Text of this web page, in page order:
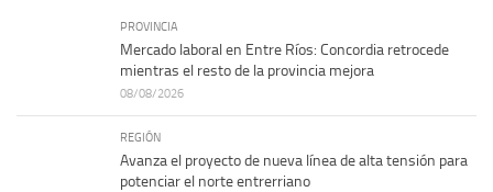
PROVINCIA
Mercado laboral en Entre Ríos: Concordia retrocede
mientras el resto de la provincia mejora
08/08/2026
REGIÓN
Avanza el proyecto de nueva línea de alta tensión para
potenciar el norte entrerriano